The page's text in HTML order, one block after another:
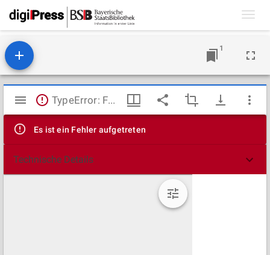
1
Mirador
Viewer
TypeError: Failed to fetch
Es ist ein Fehler aufgetreten
Technische Details